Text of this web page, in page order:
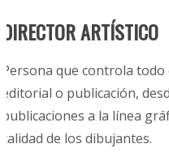
DIRECTOR ARTÍSTICO
Persona que controla
editorial o publicación,
publicaciones a la línea
calidad de los dibujantes.